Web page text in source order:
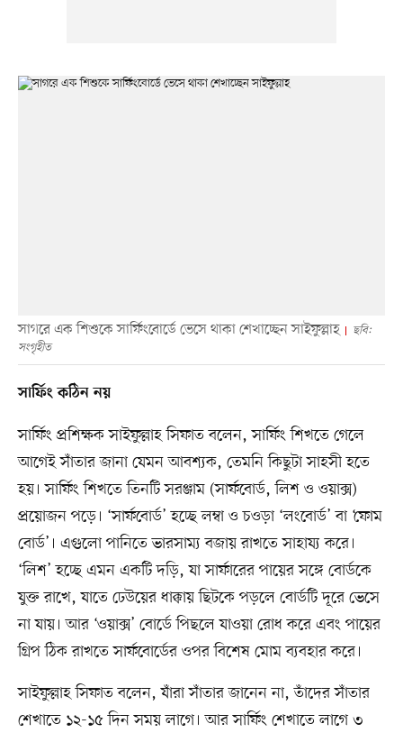
সাগরে এক শিশুকে সার্ফিংবোর্ডে ভেসে থাকা শেখাচ্ছেন সাইফুল্লাহ
ছবি:
সংগৃহীত
সার্ফিং কঠিন নয়
সার্ফিং প্রশিক্ষক সাইফুল্লাহ সিফাত বলেন, সার্ফিং শিখতে গেলে
আগেই সাঁতার জানা যেমন আবশ্যক, তেমনি কিছুটা সাহসী হতে
হয়। সার্ফিং শিখতে তিনটি সরঞ্জাম (সার্ফবোর্ড, লিশ ও ওয়াক্স)
প্রয়োজন পড়ে। ‘সার্ফবোর্ড’ হচ্ছে লম্বা ও চওড়া ‘লংবোর্ড’ বা ‘ফোম
বোর্ড’। এগুলো পানিতে ভারসাম্য বজায় রাখতে সাহায্য করে।
‘লিশ’ হচ্ছে এমন একটি দড়ি, যা সার্ফারের পায়ের সঙ্গে বোর্ডকে
যুক্ত রাখে, যাতে ঢেউয়ের ধাক্কায় ছিটকে পড়লে বোর্ডটি দূরে ভেসে
না যায়। আর ‘ওয়াক্স’ বোর্ডে পিছলে যাওয়া রোধ করে এবং পায়ের
গ্রিপ ঠিক রাখতে সার্ফবোর্ডের ওপর বিশেষ মোম ব্যবহার করে।
সাইফুল্লাহ সিফাত বলেন, যাঁরা সাঁতার জানেন না, তাঁদের সাঁতার
শেখাতে ১২-১৫ দিন সময় লাগে। আর সার্ফিং শেখাতে লাগে ৩